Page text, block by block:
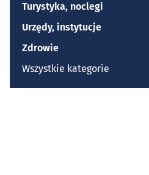
Turystyka, noclegi
Urzędy, instytucje
Zdrowie
Wszystkie kategorie